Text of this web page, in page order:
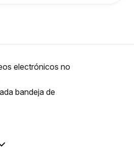
electrónicos no
bandeja de